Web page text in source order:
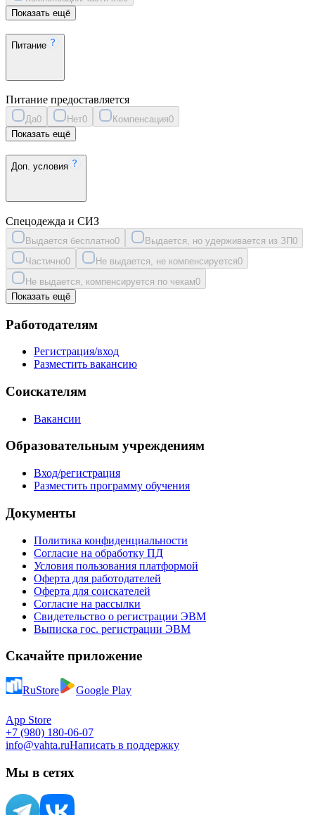
Показать ещё
Питание
Питание предоставляется
Да0 Нет0 Компенсация0
Показать ещё
Доп. условия
Спецодежда и СИЗ
Выдается бесплатно0 Выдается, но удерживается из ЗП0
Частично0 Не выдается, не компенсируется0
Не выдается, компенсируется по чекам0
Показать ещё
Работодателям
Регистрация/вход
Разместить вакансию
Соискателям
Вакансии
Образовательным учреждениям
Вход/регистрация
Разместить программу обучения
Документы
Политика конфиденциальности
Согласие на обработку ПД
Условия пользования платформой
Оферта для работодателей
Оферта для соискателей
Согласие на рассылки
Свидетельство о регистрации ЭВМ
Выписка гос. регистрации ЭВМ
Скачайте приложение
RuStore Google Play
App Store
+7 (980) 180-06-07
info@vahta.ruНаписать в поддержку
Мы в сетях